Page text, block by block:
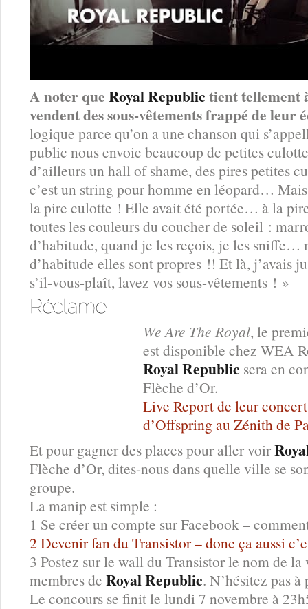
A noter queRoyal Republictient tellement
vendent des sous-vêtements frappé de leur
logique parce qu’on a une chanson qui
public nous envoie beaucoup de petites
d’ailleurs un hall of shame, des pires petites
c’est un string pour homme en léopard…
la pire culotte ! Elle avait été portée… à la
toutes les couleurs du coucher de soleil :
d’habitude, quand je les reçois, je les sniffe…
d’habitude elles sont propres !! Et là, j’avais
s’il-vous-plaît, lavez vos sous-vêtements ! »
We Are The Royal, le
est disponible chez WEA
Royal Republic sera en
Flèche d’Or.
Live Report de leur
d’Offspring au Zénith de
Et pour gagner des places pour aller voir
Flèche d’Or, dites-nous dans quelle ville se
groupe.
La manip est simple :
1 Se créer un compte sur Facebook –
2 Devenir fan du Transistor – donc ça aussi
3 Postez sur le wall du Transistor le nom de
membres de Royal Republic. N’hésitez pas
Le concours se finit le lundi 7 novembre à